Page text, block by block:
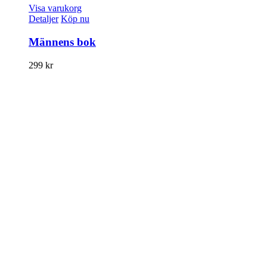
Visa varukorg
Detaljer Köp nu
Männens bok
299 kr